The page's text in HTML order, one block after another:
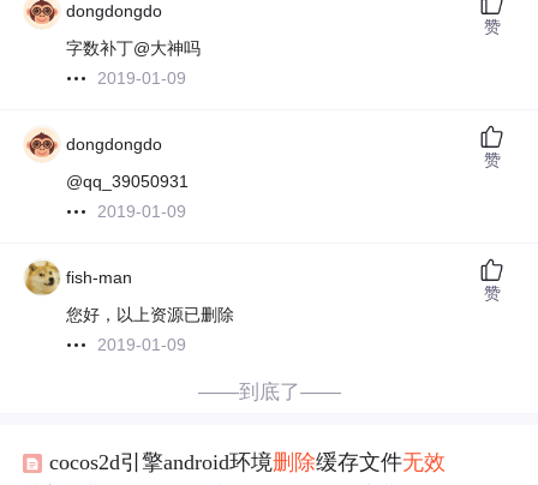
dongdongdo
字数补丁@大神吗
2019-01-09
赞
dongdongdo
@qq_39050931
2019-01-09
赞
fish-man
您好，以上资源已删除
2019-01-09
赞
——到底了——
cocos2d引擎android环境删除缓存文件无效